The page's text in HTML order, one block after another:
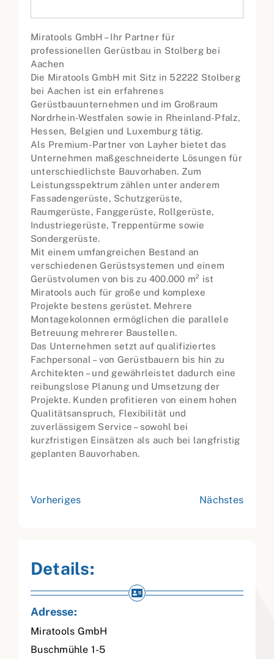
Miratools GmbH – Ihr Partner für
professionellen Gerüstbau in Stolberg bei
Aachen
Die Miratools GmbH mit Sitz in 52222 Stolberg
bei Aachen ist ein erfahrenes
Gerüstbauunternehmen und im Großraum
Nordrhein-Westfalen sowie in Rheinland-Pfalz,
Hessen, Belgien und Luxemburg tätig.
Als Premium-Partner von Layher bietet das
Unternehmen maßgeschneiderte Lösungen für
unterschiedlichste Bauvorhaben. Zum
Leistungsspektrum zählen unter anderem
Fassadengerüste, Schutzgerüste,
Raumgerüste, Fanggerüste, Rollgerüste,
Industriegerüste, Treppentürme sowie
Sondergerüste.
Mit einem umfangreichen Bestand an
verschiedenen Gerüstsystemen und einem
Gerüstvolumen von bis zu 400.000 m² ist
Miratools auch für große und komplexe
Projekte bestens gerüstet. Mehrere
Montagekolonnen ermöglichen die parallele
Betreuung mehrerer Baustellen.
Das Unternehmen setzt auf qualifiziertes
Fachpersonal – von Gerüstbauern bis hin zu
Architekten – und gewährleistet dadurch eine
reibungslose Planung und Umsetzung der
Projekte. Kunden profitieren von einem hohen
Qualitätsanspruch, Flexibilität und
zuverlässigem Service – sowohl bei
kurzfristigen Einsätzen als auch bei langfristig
geplanten Bauvorhaben.
Vorheriges Nächstes
Details:
Adresse:
Miratools GmbH
Buschmühle 1-5